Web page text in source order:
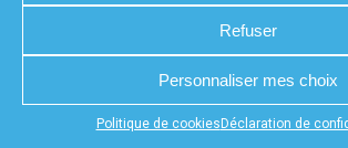
Refuser
Personnaliser mes choix
Politique de cookies Déclaration de
Appuyez sur le bouton partager en bas de votre
CHARTE DE CONFIDENTIALITÉ
NOUS
POLITIQUE DE COOKIES (UE)
DÉCLARATION DE